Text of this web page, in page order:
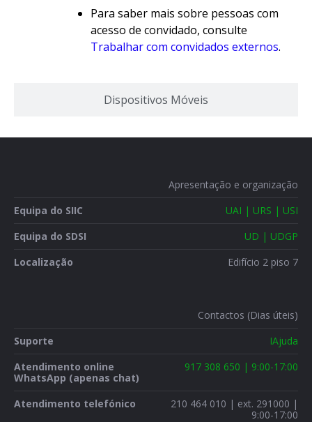
Dispositivos Móveis
Para saber mais sobre pessoas com
acesso de convidado, consulte
Trabalhar com convidados externos.
Apresentação e organização
Equipa do SIIC
UAI | URS | USI
Equipa do SDSI
UD | UDGP
Localização
Edifício 2 piso 7
Contactos (Dias úteis)
Suporte
IAjuda
Atendimento online
WhatsApp (apenas chat)
917 308 650 | 9:00-17:00
Atendimento telefónico
210 464 010 | ext. 291000 |
9:00-17:00